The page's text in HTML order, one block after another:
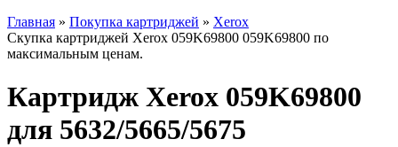
Главная » Покупка картриджей » Xerox
Скупка картриджей Xerox 059K69800 059K69800 по
максимальным ценам.
Картридж Xerox 059K69800
для 5632/5665/5675